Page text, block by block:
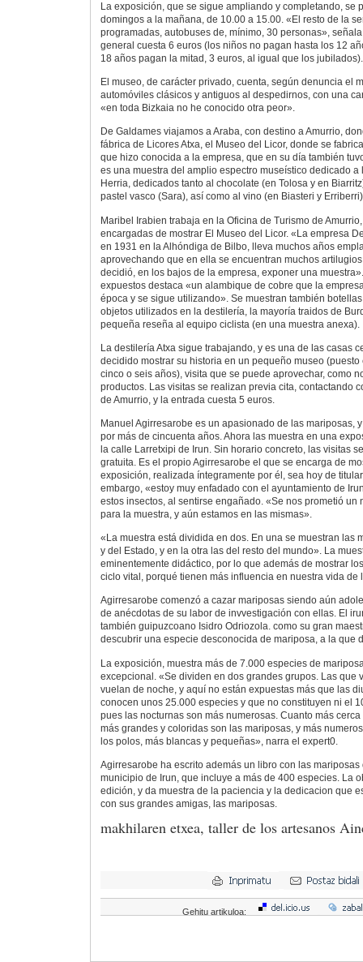
La exposición, que se sigue ampliando y completando, se
domingos a la mañana, de 10.00 a 15.00. «El resto de la
programadas, autobuses de, mínimo, 30 personas»,
general cuesta 6 euros (los niños no pagan hasta los 12
18 años pagan la mitad, 3 euros, al igual que los jubilados).
El museo, de carácter privado, cuenta, según denuncia el
automóviles clásicos y antiguos al despedirnos, con una
«en toda Bizkaia no he conocido otra peor».
De Galdames viajamos a Araba, con destino a Amurrio,
fábrica de Licores Atxa, el Museo del Licor, donde se
que hizo conocida a la empresa, que en su día también
es una muestra del amplio espectro museístico dedicado
Herria, dedicados tanto al chocolate (en Tolosa y en
pastel vasco (Sara), así como al vino (en Biasteri y
Maribel Irabien trabaja en la Oficina de Turismo de
encargadas de mostrar El Museo del Licor. «La empresa
en 1931 en la Alhóndiga de Bilbo, lleva muchos años
aprovechando que en ella se encuentran muchos
decidió, en los bajos de la empresa, exponer una
expuestos destaca «un alambique de cobre que la
época y se sigue utilizando». Se muestran también
objetos utilizados en la destilería, la mayoría traidos de
pequeña reseña al equipo ciclista (en una muestra anexa).
La destilería Atxa sigue trabajando, y es una de las casas
decidido mostrar su historia en un pequeño museo
cinco o seis años), visita que se puede aprovechar, como
productos. Las visitas se realizan previa cita, contactando
de Amurrio, y la entrada cuesta 5 euros.
Manuel Agirresarobe es un apasionado de las mariposas,
por más de cincuenta años. Ahora las muestra en una
la calle Larretxipi de Irun. Sin horario concreto, las visitas
gratuita. Es el propio Agirresarobe el que se encarga de
exposición, realizada íntegramente por él, sea hoy de
embargo, «estoy muy enfadado con el ayuntamiento de
estos insectos, al sentirse engañado. «Se nos prometió un
para la muestra, y aún estamos en las mismas».
«La muestra está dividida en dos. En una se muestran las
y del Estado, y en la otra las del resto del mundo». La
eminentemente didáctico, por lo que además de mostrar
ciclo vital, porqué tienen más influencia en nuestra vida de
Agirresarobe comenzó a cazar mariposas siendo aún
de anécdotas de su labor de invvestigación con ellas. El
también guipuzcoano Isidro Odriozola. como su gran
descubrir una especie desconocida de mariposa, a la que
La exposición, muestra más de 7.000 especies de
excepcional. «Se dividen en dos grandes grupos. Las que
vuelan de noche, y aquí no están expuestas más que las
conocen unos 25.000 especies y que no constituyen ni el
pues las nocturnas son más numerosas. Cuanto más
más grandes y coloridas son las mariposas, y más
los polos, más blancas y pequeñas», narra el expert0.
Agirresarobe ha escrito además un libro con las
municipio de Irun, que incluye a más de 400 especies. La
edición, y da muestra de la paciencia y la dedicacion que
con sus grandes amigas, las mariposas.
makhilaren etxea, taller de los artesanos
Gehitu artikuloa: